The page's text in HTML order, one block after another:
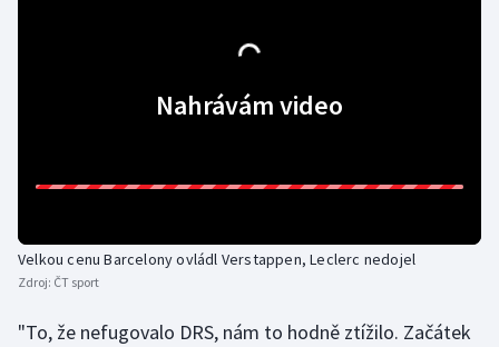
Krasobruslení
Lezení
Nahrávám video
Velkou cenu Barcelony ovládl Verstappen, Leclerc nedojel
Zdroj: ČT sport
"To, že nefugovalo DRS, nám to hodně ztížilo. Začátek